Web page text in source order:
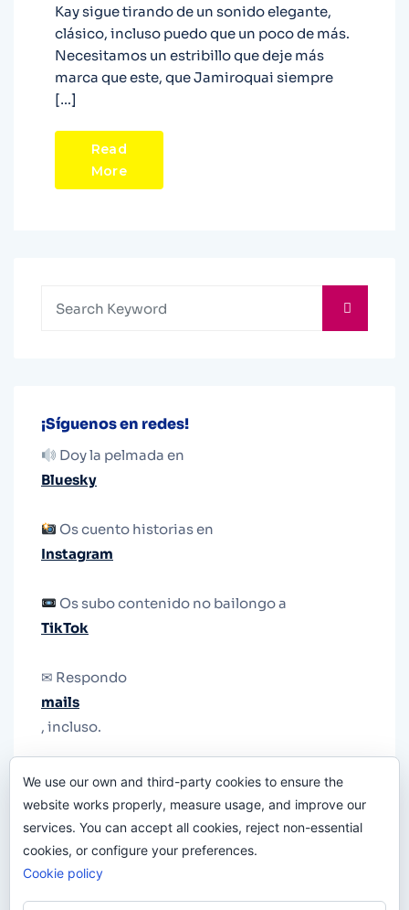
Kay sigue tirando de un sonido elegante,
clásico, incluso puedo que un poco de más.
Necesitamos un estribillo que deje más
marca que este, que Jamiroquai siempre
[…]
Read
More
¡Síguenos en redes!
Doy la pelmada en
Bluesky
Os cuento historias en
Instagram
Os subo contenido no bailongo a
TikTok
✉ Respondo
mails
, incluso.
le quiten el teléfono.
We use our own and third-party cookies to ensure the
website works properly, measure usage, and improve our
services. You can accept all cookies, reject non-essential
cookies, or configure your preferences.
Cookie policy